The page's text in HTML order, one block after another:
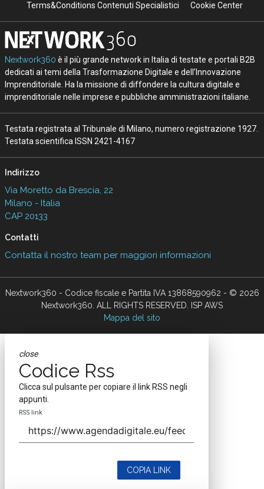
Terms&Conditions Contenuti Specialistici
Cookie Center
Nextwork360 è il più grande network in Italia di testate e portali B2B
dedicati ai temi della Trasformazione Digitale e dell’Innovazione
Imprenditoriale. Ha la missione di diffondere la cultura digitale e
imprenditoriale nelle imprese e pubbliche amministrazioni italiane.
Testata registrata al Tribunale di Milano, numero registrazione 1927.
Testata scientifica ISSN 2421-4167
Indirizzo
Via Moretto da Brescia, 22
Milano - Italia
CAP 20133
Contatti
Contatta il nostro team per maggiori informazioni
Nextwork360 - Codice fiscale e Partita IVA 13868590962 - © 2026
Nextwork360. ALL RIGHTS RESERVED. ISP AWS
Mappa del sito
close
Codice Rss
Clicca sul pulsante per copiare il link RSS negli
appunti.
RSS link
COPIA LINK